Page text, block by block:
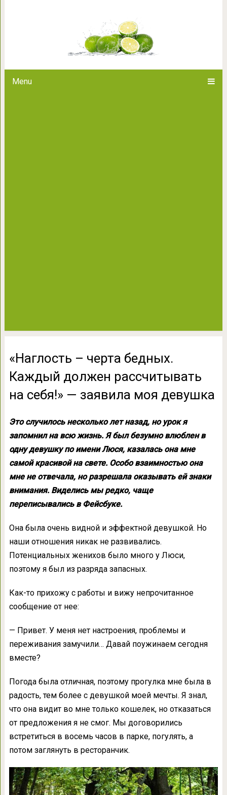
Menu
себя!» —
«Наглость – черта бедных.
Каждый должен рассчитывать
на себя!» — заявила моя девушка
Это случилось несколько лет назад, но урок я
запомнил на всю жизнь. Я был безумно влюблен в
одну девушку по имени Люся, казалась она мне
самой красивой на свете. Особо взаимностью она
мне не отвечала, но разрешала оказывать ей знаки
внимания. Виделись мы редко, чаще
переписывались в Фейсбуке.
Она была очень видной и эффектной девушкой. Но
наши отношения никак не развивались.
Потенциальных женихов было много у Люси,
поэтому я был из разряда запасных.
Как-то прихожу с работы и вижу непрочитанное
сообщение от нее:
— Привет. У меня нет настроения, проблемы и
переживания замучили… Давай поужинаем сегодня
вместе?
Погода была отличная, поэтому прогулка мне была в
радость, тем более с девушкой моей мечты. Я знал,
что она видит во мне только кошелек, но отказаться
от предложения я не смог. Мы договорились
встретиться в восемь часов в парке, погулять, а
потом заглянуть в ресторанчик.